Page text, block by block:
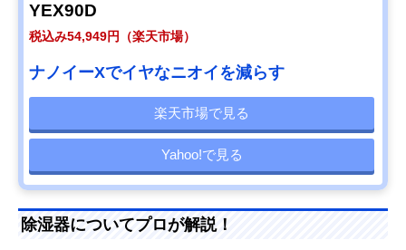
YEX90D
税込み54,949円（楽天市場）
ナノイーXでイヤなニオイを減らす
楽天市場で見る
Yahoo!で見る
除湿器についてプロが解説！